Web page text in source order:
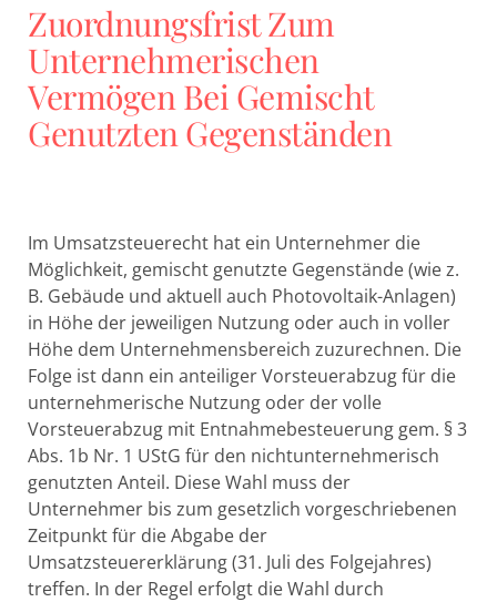
Zuordnungsfrist Zum
Unternehmerischen
Vermögen Bei Gemischt
Genutzten Gegenständen
Im Umsatzsteuerecht hat ein Unternehmer die
Möglichkeit, gemischt genutzte Gegenstände (wie z.
B. Gebäude und aktuell auch Photovoltaik-Anlagen)
in Höhe der jeweiligen Nutzung oder auch in voller
Höhe dem Unternehmensbereich zuzurechnen. Die
Folge ist dann ein anteiliger Vorsteuerabzug für die
unternehmerische Nutzung oder der volle
Vorsteuerabzug mit Entnahmebesteuerung gem. § 3
Abs. 1b Nr. 1 UStG für den nichtunternehmerisch
genutzten Anteil. Diese Wahl muss der
Unternehmer bis zum gesetzlich vorgeschriebenen
Zeitpunkt für die Abgabe der
Umsatzsteuererklärung (31. Juli des Folgejahres)
treffen. In der Regel erfolgt die Wahl durch